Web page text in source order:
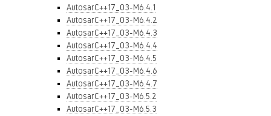
AutosarC++17_03-M6.4.1
AutosarC++17_03-M6.4.2
AutosarC++17_03-M6.4.3
AutosarC++17_03-M6.4.4
AutosarC++17_03-M6.4.5
AutosarC++17_03-M6.4.6
AutosarC++17_03-M6.4.7
AutosarC++17_03-M6.5.2
AutosarC++17_03-M6.5.3